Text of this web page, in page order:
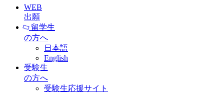
WEB
出願
留学生
の方へ
日本語
English
受験生
の方へ
受験生応援サイト